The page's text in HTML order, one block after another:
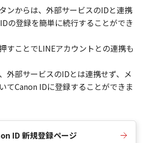
ンからは、外部サービスのIDと連携
の登録を簡単に続行することができ
すことでLINEアカウントとの連携も
外部サービスのIDとは連携せず、メ
てCanon IDに登録することができま
ID 新規登録ページ